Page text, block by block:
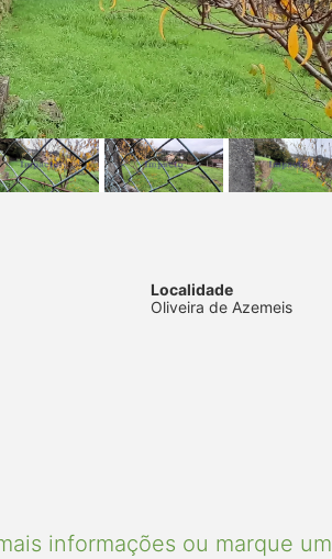
Localidade
Oliveira de Azemeis
informações ou marque